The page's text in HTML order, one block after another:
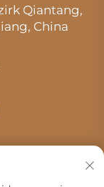
Qiantang,
China